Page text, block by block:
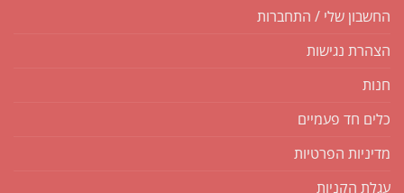
החשבון שלי / התחברות
הצהרת נגישות
חנות
כלים חד פעמיים
מדיניות הפרטיות
עגלת הקניות